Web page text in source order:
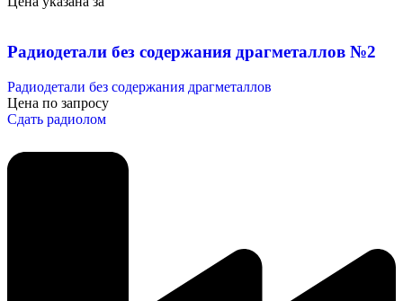
Радиодетали без содержания драгметаллов №2
Радиодетали без содержания драгметаллов
Цена по запросу
Сдать радиолом